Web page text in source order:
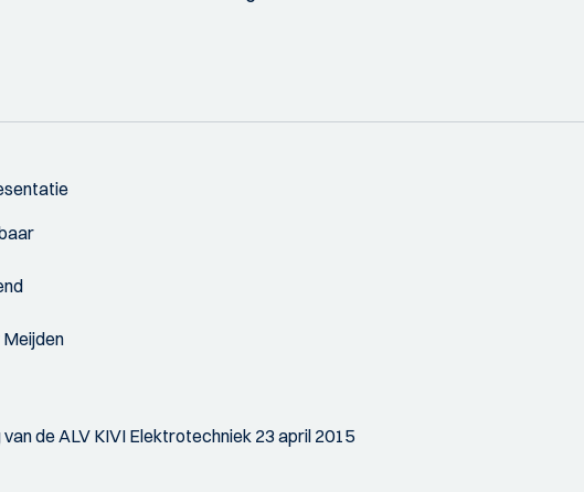
Meijden
de ALV KIVI Elektrotechniek 23 april 2015